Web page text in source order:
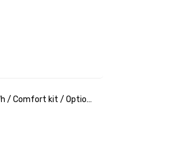
/ Comfort kit / Option